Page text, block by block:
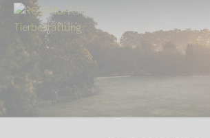
Start Tierbestattung Pferdebestattung